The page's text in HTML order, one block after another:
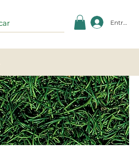
Entrar